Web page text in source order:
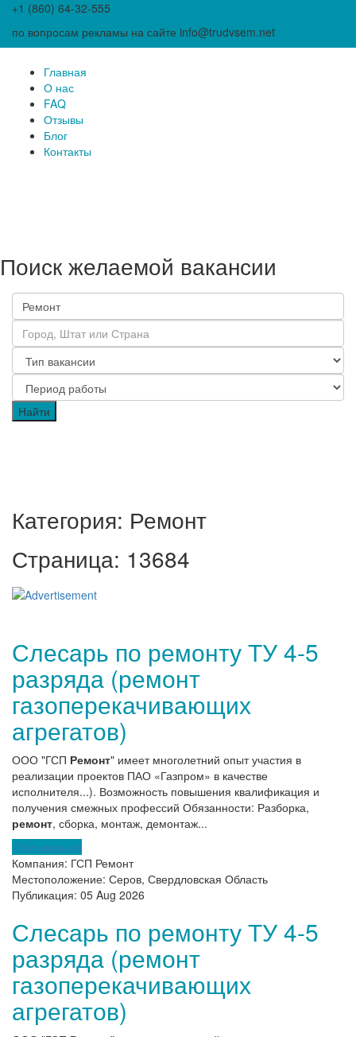
+1 (860) 64-32-555
по вопросам рекламы на сайте info@trudvsem.net
Главная
О нас
FAQ
Отзывы
Блог
Контакты
Поиск желаемой вакансии
Категория: Ремонт
Страница: 13684
Слесарь по ремонту ТУ 4-5
разряда (ремонт
газоперекачивающих
агрегатов)
ООО "ГСП Ремонт" имеет многолетний опыт участия в
реализации проектов ПАО «Газпром» в качестве
исполнителя...). Возможность повышения квалификация и
получения смежных профессий Обязанности: Разборка,
ремонт, сборка, монтаж, демонтаж...
Откликнуться
Компания: ГСП Ремонт
Местоположение: Серов, Свердловская Область
Публикация: 05 Aug 2026
Слесарь по ремонту ТУ 4-5
разряда (ремонт
газоперекачивающих
агрегатов)